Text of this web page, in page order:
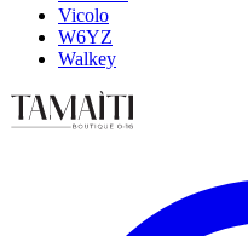
Vicolo
W6YZ
Walkey